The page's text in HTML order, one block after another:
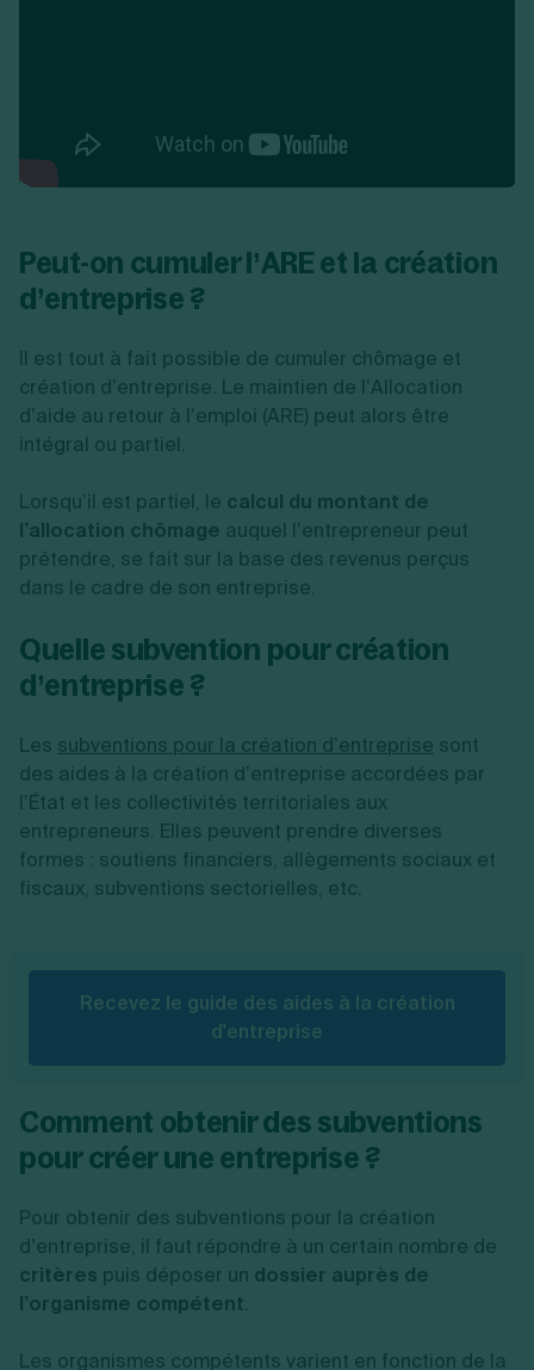
Peut-on cumuler l’ARE et la création
d’entreprise ?
Il est tout à fait possible de cumuler chômage et
création d’entreprise. Le maintien de l’Allocation
d’aide au retour à l’emploi (ARE) peut alors être
intégral ou partiel.
Lorsqu’il est partiel, le calcul du montant de
l’allocation chômage auquel l’entrepreneur peut
prétendre, se fait sur la base des revenus perçus
dans le cadre de son entreprise.
Quelle subvention pour création
d’entreprise ?
Les subventions pour la création d’entreprise sont
des aides à la création d’entreprise accordées par
l’État et les collectivités territoriales aux
entrepreneurs. Elles peuvent prendre diverses
formes : soutiens financiers, allègements sociaux et
fiscaux, subventions sectorielles, etc.
Recevez le guide des aides à la création
d'entreprise
Comment obtenir des subventions
pour créer une entreprise ?
Pour obtenir des subventions pour la création
d’entreprise, il faut répondre à un certain nombre de
critères puis déposer un dossier auprès de
l’organisme compétent.
Les organismes compétents varient en fonction de la